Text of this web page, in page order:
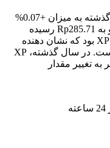
+0.07%
در نوسان بوده و به حداکثر Rp323.21 و به Rp285.71 رسیده
است. یک ماه پیش، مقدار 1 XP Rp249.79 بود که نشان دهنده
نسبت به مقدار فعلی است. در سال گذشته، XP